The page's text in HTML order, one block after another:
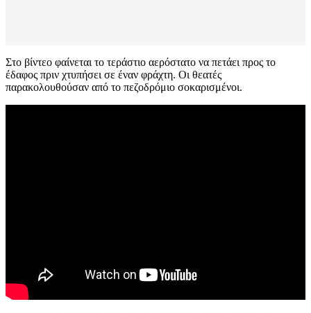
Στο βίντεο φαίνεται το τεράστιο αερόστατο να πετάει προς το
έδαφος πριν χτυπήσει σε έναν φράχτη. Οι θεατές
παρακολουθούσαν από το πεζοδρόμιο σοκαρισμένοι.